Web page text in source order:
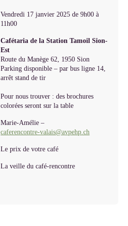
Vendredi 17 janvier 2025 de 9h00 à
11h00
Cafétaria de la Station Tamoil Sion-
Est
Route du Manège 62, 1950 Sion
Parking disponible – par bus ligne 14,
arrêt stand de tir
Pour nous trouver : des brochures
colorées seront sur la table
Marie-Amélie –
caferencontre-valais@avpehp.ch
Le prix de votre café
La veille du café-rencontre